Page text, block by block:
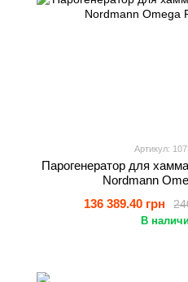
Артикул:
Парогенератор для
Nordmann
136 389.40 грн
В